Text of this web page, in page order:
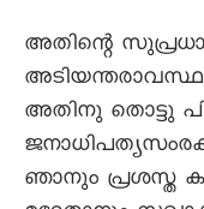
അതിന്റെ
അതിനു തൊട്ടു
ഞാനും പ്രശസ്ത